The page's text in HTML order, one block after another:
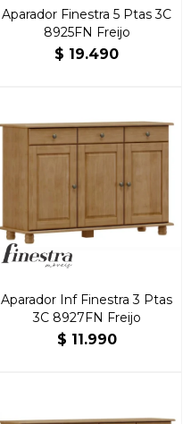
Aparador Finestra 5 Ptas 3C
8925FN Freijo
$ 19.490
Aparador Inf Finestra 3 Ptas
3C 8927FN Freijo
$ 11.990